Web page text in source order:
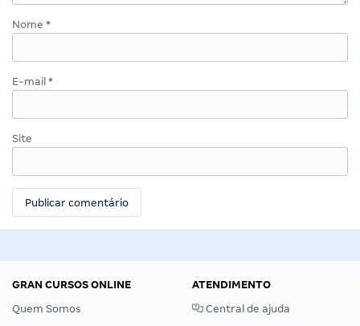
Nome *
E-mail *
Site
GRAN CURSOS ONLINE
Quem Somos
ATENDIMENTO
Central de ajuda